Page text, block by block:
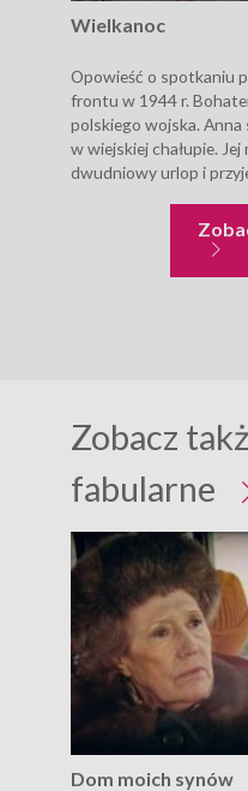
Wielkanoc
Opowieść o spotkaniu
frontu w 1944 r.
polskiego wojska.
w wiejskiej chałupie.
dwudniowy urlop i
Zobacz
fabularne
Dom moich synów